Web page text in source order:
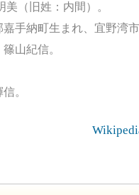
美（旧姓：内間）。
手納町生まれ、宜野湾市
山紀信。
。